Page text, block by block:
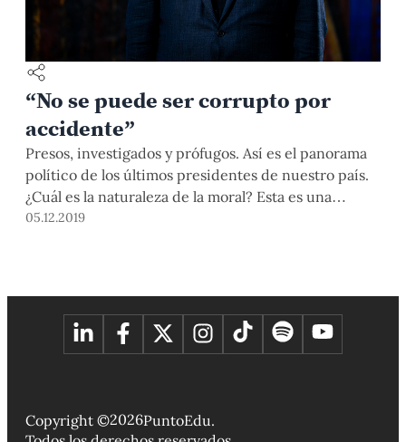
“No se puede ser corrupto por
accidente”
Presos, investigados y prófugos. Así es el panorama
político de los últimos presidentes de nuestro país.
¿Cuál es la naturaleza de la moral? Esta es una
pregunta que se ha planteado el Dr. Paul Bloom,
entre la Psicología y el Derecho, dos disciplinas que
estudian estos temas desde miradas distintas pero
05.12.2019
Copyright ©2026PuntoEdu.